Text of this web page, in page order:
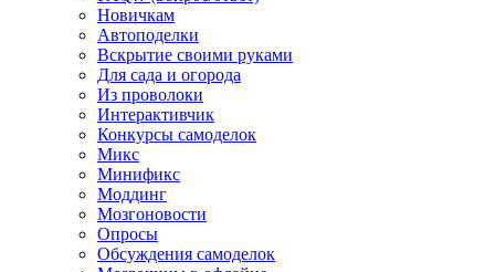
Новичкам
Автоподелки
Вскрытие своими руками
Для сада и огорода
Из проволоки
Интерактивчик
Конкурсы самоделок
Микс
Минификс
Моддинг
Мозгоновости
Опросы
Обсуждения самоделок